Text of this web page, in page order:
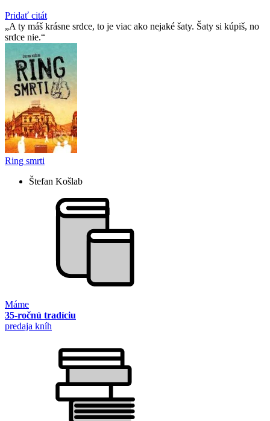
Pridať citát
A ty máš krásne srdce, to je viac ako nejaké šaty. Šaty si kúpiš, no
srdce nie.
Ring smrti
Štefan Košlab
Máme
35-ročnú tradíciu
predaja kníh